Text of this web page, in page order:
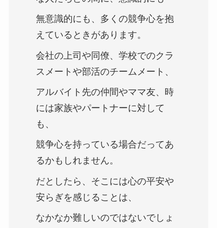
無意識的にも、多くの競争心を抱
えているときがあります。
会社の上司や同僚、学校でのクラ
スメートや部活のチームメート、
アルバイト先の仲間やママ友、時
には家族やパートナーに対して
も、
競争心を持っている場合だってあ
るかもしれません。
だとしたら、そこには心の平安や
安らぎを感じることは、
なかなか難しいのではないでしょ